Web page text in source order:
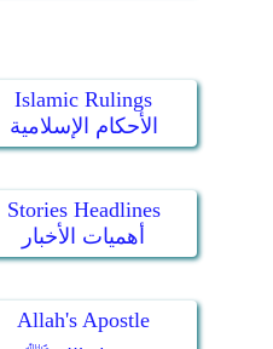
Islamic Rulings
الأحكام الإسلامية
Stories Headlines
أهميات الأخبار
Allah's Apostle